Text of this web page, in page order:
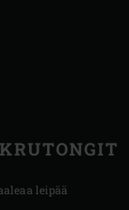
KRUTONGIT
leipää